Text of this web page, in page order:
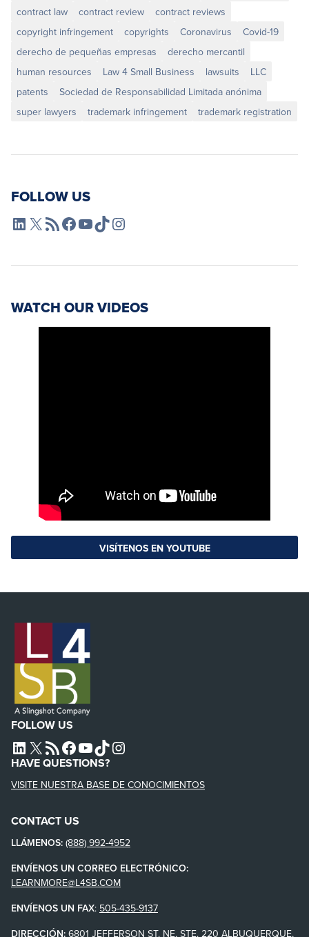
contract law
contract review
contract reviews
copyright infringement
copyrights Coronavirus
Covid-19
derecho de pequeñas empresas
derecho mercantil
human resources
Law 4 Small Business lawsuits
LLC
patents
Sociedad de Responsabilidad Limitada anónima
super lawyers
trademark infringement trademark registration
FOLLOW US
L4SB LinkedIn
X L4SB RSS FeedL4SB Facebook
L4SB YouTube
TikTokInstagram
WATCH OUR VIDEOS
VISÍTENOS EN YOUTUBE
FOLLOW US
L4SB LINKEDIN
X L4SB RSS FEEDL4SB FACEBOOK
L4SB YOUTUBE
TIKTOKINSTAGRAM
HAVE QUESTIONS?
VISITE NUESTRA BASE DE CONOCIMIENTOS
CONTACT US
LLÁMENOS: (888) 992-4952
ENVÍENOS UN CORREO ELECTRÓNICO:
LEARNMORE@L4SB.COM
ENVÍENOS UN FAX: 505-435-9137
DIRECCIÓN: 6801 JEFFERSON ST. NE, STE. 220 ALBUQUERQUE,